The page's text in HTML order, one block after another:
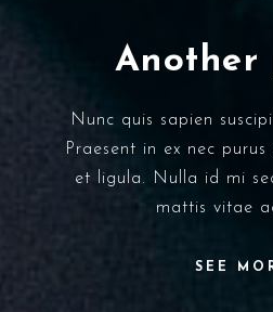
Another
Nunc quis sapien
Praesent in ex nec
et ligula. Nulla id mi
mattis vitae
SEE